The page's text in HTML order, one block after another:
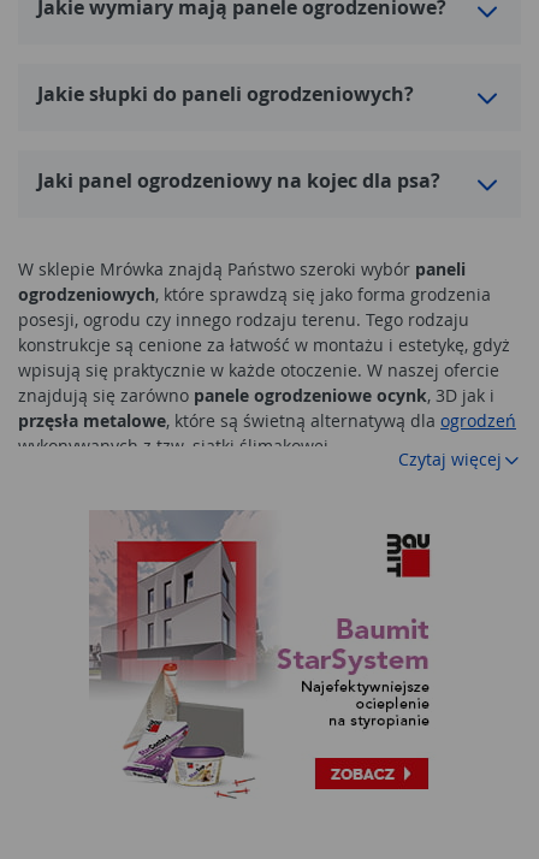
Jakie wymiary mają panele ogrodzeniowe?
Jakie słupki do paneli ogrodzeniowych?
Jaki panel ogrodzeniowy na kojec dla psa?
W sklepie Mrówka znajdą Państwo szeroki wybór paneli
ogrodzeniowych, które sprawdzą się jako forma grodzenia
posesji, ogrodu czy innego rodzaju terenu. Tego rodzaju
konstrukcje są cenione za łatwość w montażu i estetykę, gdyż
wpisują się praktycznie w każde otoczenie. W naszej ofercie
znajdują się zarówno panele ogrodzeniowe ocynk, 3D jak i
przęsła metalowe, które są świetną alternatywą dla ogrodzeń
wykonywanych z tzw. siatki ślimakowej.
Panele ogrodzeniowe metalowe
kilkunastu lat i ich popularność z biegiem lat rośnie. Mogą
posiadać odmienną wysokość oraz wygląd. Tego rodzaju
konstrukcje są wykorzystywane na terenach przemysłowych,
jako forma ogrodzenia placu budowy czy na prywatnych
posesjach. Porównując je do równie popularnej siatki
ogrodzeniowej, metalowe przęsła ogrodzeniowe są jeszcze
szybsze i łatwiejsze w montażu, gdyż nawet majsterkowicz jest
w stanie je zamocować.
Panel ogrodzeniowy metalowy
mocuje się zazwyczaj dosłupków za pomocą specjalnych śrub
, a następnie łączy się poszczególne panele za
pomocą łącznika, tzw. spinki.
Czytaj więcej